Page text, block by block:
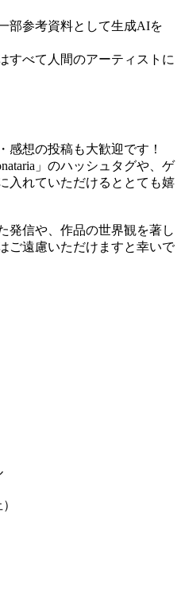
部参考資料として生成AIを
すべて人間のアーティストに
感想の投稿も大歓迎です！
」のハッシュタグや、ゲ
入れていただけるととても嬉
発信や、作品の世界観を著し
ご遠慮いただけますと幸いで